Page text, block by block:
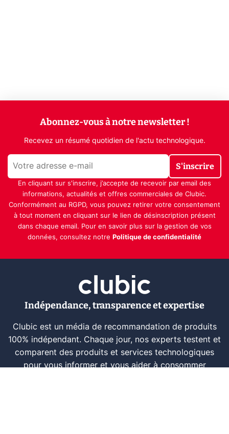
Abonnez-vous à notre newsletter !
Recevez un résumé quotidien de l'actu technologique.
S'inscrire
En cliquant sur s'inscrire, j’accepte de recevoir par email des
informations, actualités et offres commerciales de Clubic.
Conformément au RGPD, vous pouvez retirer votre consentement
à tout moment en cliquant sur le lien de désinscription présent
dans chaque email. Pour en savoir plus sur la gestion de vos
données, consultez notre Politique de confidentialité
Indépendance, transparence et expertise
Clubic est un média de recommandation de produits
100% indépendant. Chaque jour, nos experts testent et
comparent des produits et services technologiques
pour vous informer et vous aider à consommer